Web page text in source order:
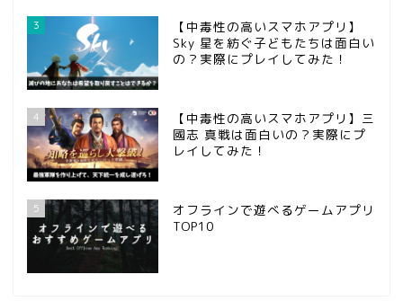
3
【中毒性の高いスマホアプリ】
Sky 星を紡ぐ子どもたちは面白い
の？実際にプレイしてみた！
4
【中毒性の高いスマホアプリ】三
國志 真戦は面白いの？実際にプ
レイしてみた！
5
オフラインで遊べるゲームアプリ
TOP10
問い合わせ